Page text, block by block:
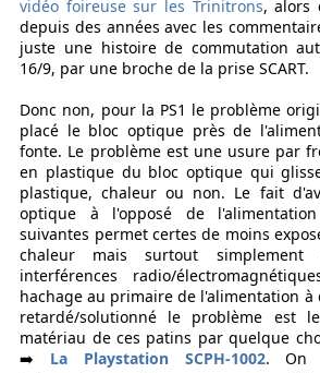
vidéo foireuse sur les Trinitrons, alors
depuis des années avec les
juste une histoire de commutation
16/9, par une broche de la prise SCART.
Donc non, pour la PS1 le problème
placé le bloc optique près de
fonte. Le problème est une usure par
en plastique du bloc optique qui
plastique, chaleur ou non. Le fait
optique à l'opposé de
suivantes permet certes de moins
chaleur mais surtout
interférences radio/
hachage au primaire de l'alimentation à
retardé/solutionné le problème est
matériau de ces patins par quelque
➡️ La Playstation SCPH-1002. On